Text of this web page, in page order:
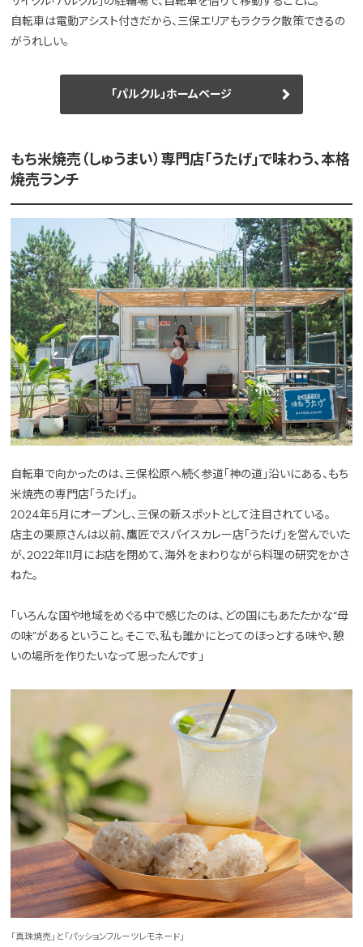
自転車は電動アシスト付きだから、三保エリアもラクラク散策できるの
がうれしい。
「パルクル」ホームページ
もち米焼売（しゅうまい）専門店「うたげ」で味わう、本格
焼売ランチ
自転車で向かったのは、三保松原へ続く参道「神の道」沿いにある、もち
米焼売の専門店「うたげ」。
2024年5月にオープンし、三保の新スポットとして注目されている。
店主の栗原さんは以前、鷹匠でスパイスカレー店「うたげ」を営んでいた
が、2022年11月にお店を閉めて、海外をまわりながら料理の研究をかさ
ねた。
「いろんな国や地域をめぐる中で感じたのは、どの国にもあたたかな“母
の味”があるということ。そこで、私も誰かにとってのほっとする味や、憩
いの場所を作りたいなって思ったんです」
「真珠焼売」と「パッションフルーツレモネード」